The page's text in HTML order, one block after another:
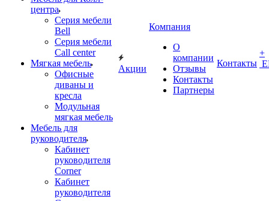
центра
Серия мебели
Bell
Серия мебели
Call center
Мягкая мебель
Офисные
диваны и
кресла
Модульная
мягкая мебель
Мебель для
руководителя
Кабинет
руководителя
Corner
Кабинет
руководителя
Акции
Компания
О
компании
Отзывы
Контакты
Партнеры
Контакты
+